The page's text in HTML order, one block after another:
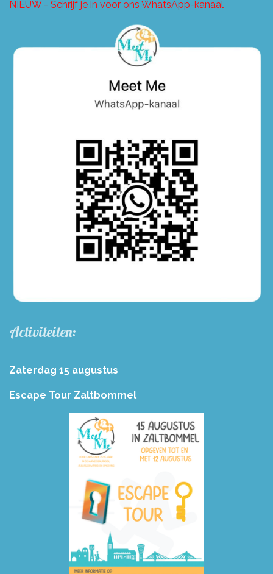
NIEUW - Schrijf je in voor ons WhatsApp-kanaal
Activiteiten:
Zaterdag 15 augustus
Escape Tour Zaltbommel